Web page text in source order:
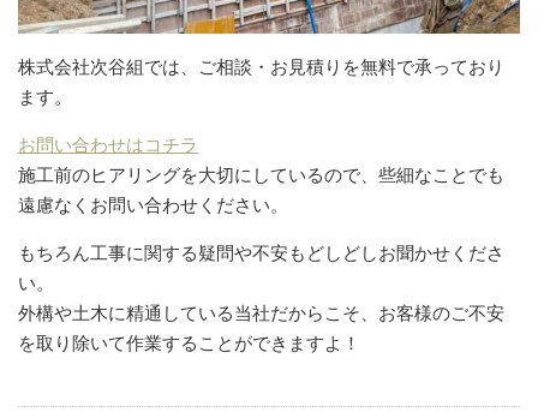
株式会社次谷組では、ご相談・お見積りを無料で承っており
ます。
お問い合わせはコチラ
施工前のヒアリングを大切にしているので、些細なことでも
遠慮なくお問い合わせください。
もちろん工事に関する疑問や不安もどしどしお聞かせくださ
い。
外構や土木に精通している当社だからこそ、お客様のご不安
を取り除いて作業することができますよ！